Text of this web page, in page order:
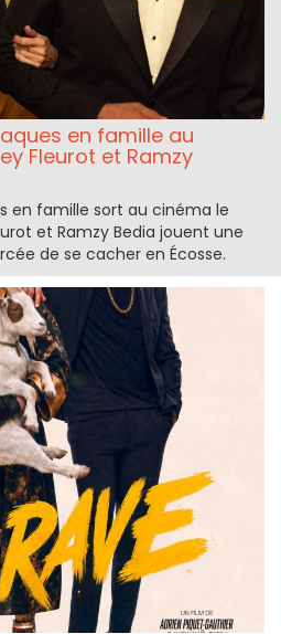
en famille au
Fleurot et Ramzy
en famille sort au cinéma le
et Ramzy Bedia jouent une
de se cacher en Écosse.